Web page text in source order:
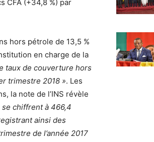
CFA (+34,8 %) par
hors pétrole de 13,5 %
en charge de la
taux de couverture hors
trimestre 2018 ». Les
la note de l’INS révèle
se chiffrent à 466,4
ainsi des
de l’année 2017